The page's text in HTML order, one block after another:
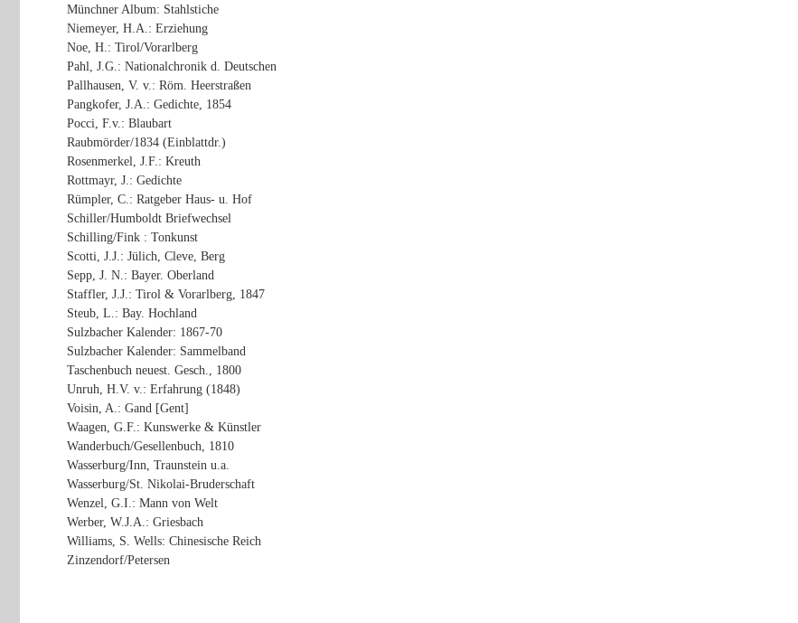
Münchner Album: Stahlstiche
Niemeyer, H.A.: Erziehung
Noe, H.: Tirol/Vorarlberg
Pahl, J.G.: Nationalchronik d. Deutschen
Pallhausen, V. v.: Röm. Heerstraßen
Pangkofer, J.A.: Gedichte, 1854
Pocci, F.v.: Blaubart
Raubmörder/1834 (Einblattdr.)
Rosenmerkel, J.F.: Kreuth
Rottmayr, J.: Gedichte
Rümpler, C.: Ratgeber Haus- u. Hof
Schiller/Humboldt Briefwechsel
Schilling/Fink : Tonkunst
Scotti, J.J.: Jülich, Cleve, Berg
Sepp, J. N.: Bayer. Oberland
Staffler, J.J.: Tirol & Vorarlberg, 1847
Steub, L.: Bay. Hochland
Sulzbacher Kalender: 1867-70
Sulzbacher Kalender: Sammelband
Taschenbuch neuest. Gesch., 1800
Unruh, H.V. v.: Erfahrung (1848)
Voisin, A.: Gand [Gent]
Waagen, G.F.: Kunswerke & Künstler
Wanderbuch/Gesellenbuch, 1810
Wasserburg/Inn, Traunstein u.a.
Wasserburg/St. Nikolai-Bruderschaft
Wenzel, G.I.: Mann von Welt
Werber, W.J.A.: Griesbach
Williams, S. Wells: Chinesische Reich
Zinzendorf/Petersen